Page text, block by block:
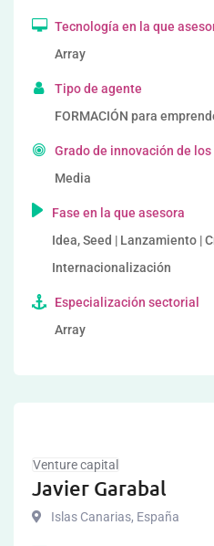
Tecnología en la que
Array
Tipo de agente
FORMACIÓN para
Grado de innovación de
Media
Fase en la que asesora
Idea, Seed | Lanzamiento |
Internacionalización
Especialización sectorial
Array
Venture capital
Javier Garabal
Islas Canarias, España